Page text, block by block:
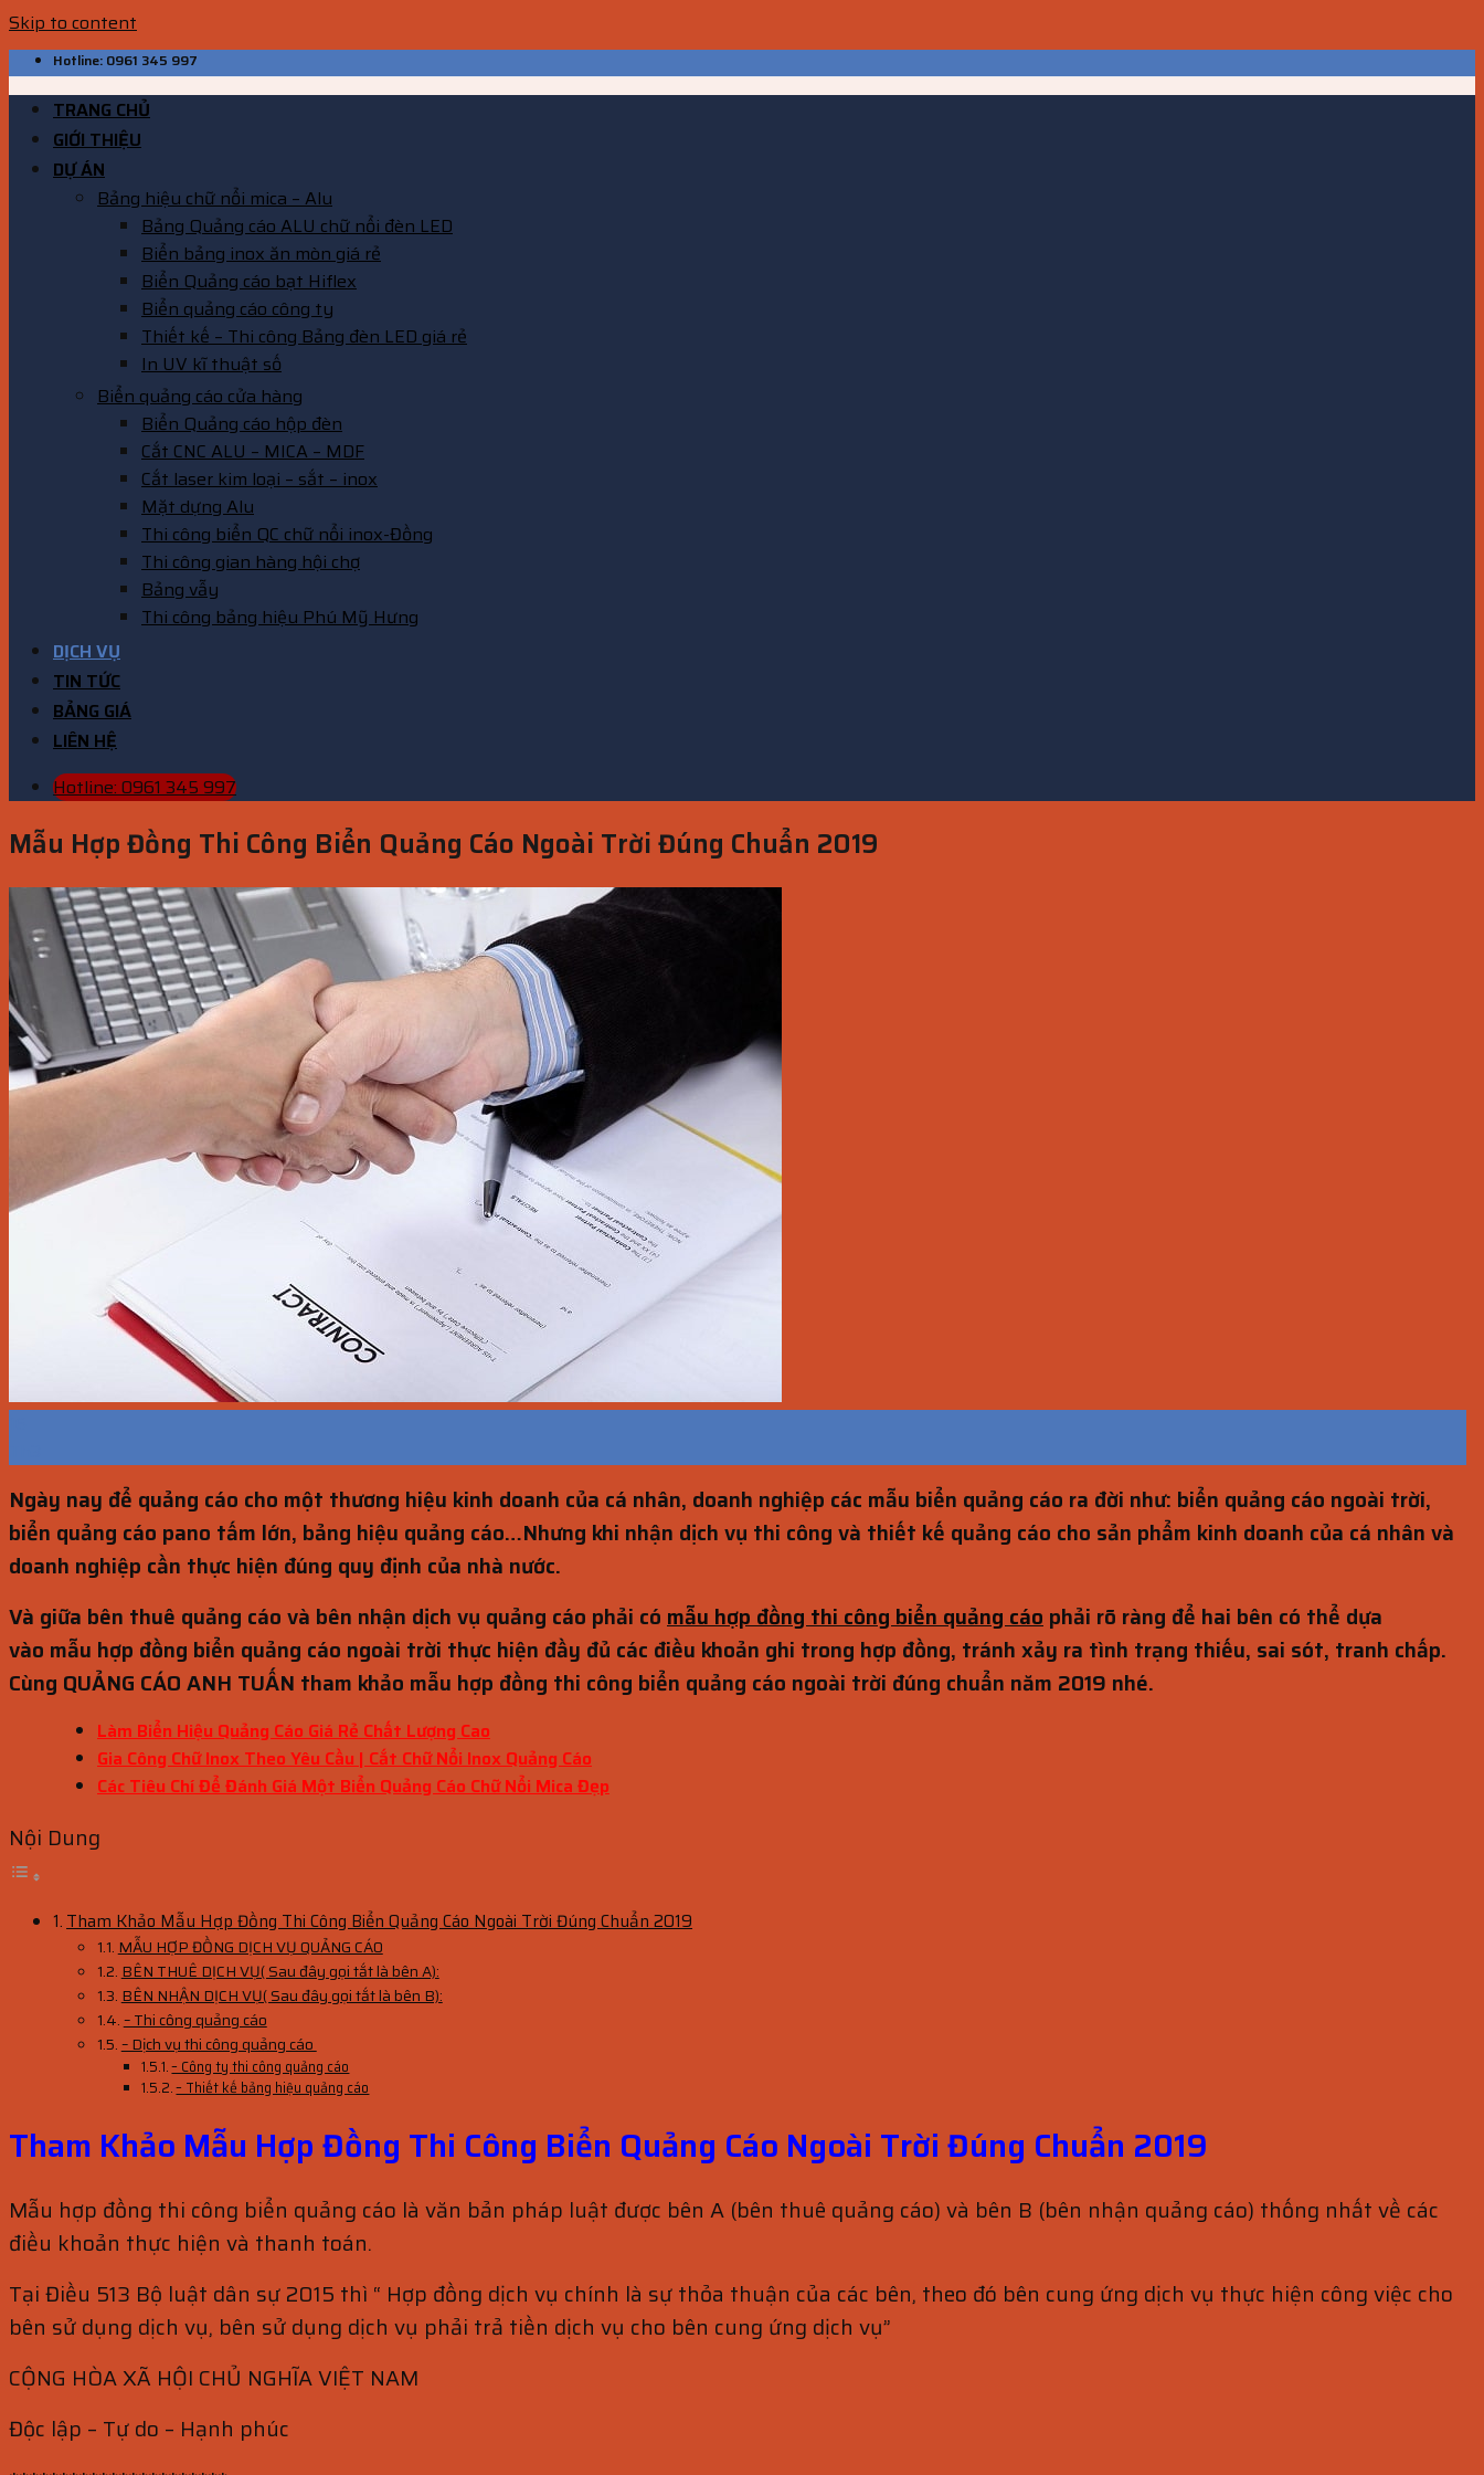
Skip to content
Hotline: 0961 345 997
TRANG CHỦ
GIỚI THIỆU
DỰ ÁN
Bảng hiệu chữ nổi mica – Alu
Bảng Quảng cáo ALU chữ nổi đèn LED
Biển bảng inox ăn mòn giá rẻ
Biển Quảng cáo bạt Hiflex
Biển quảng cáo công ty
Thiết kế – Thi công Bảng đèn LED giá rẻ
In UV kĩ thuật số
Biển quảng cáo cửa hàng
Biển Quảng cáo hộp đèn
Cắt CNC ALU – MICA – MDF
Cắt laser kim loại – sắt – inox
Mặt dựng Alu
Thi công biển QC chữ nổi inox-Đồng
Thi công gian hàng hội chợ
Bảng vẫy
Thi công bảng hiệu Phú Mỹ Hưng
DỊCH VỤ
TIN TỨC
BẢNG GIÁ
LIÊN HỆ
Hotline: 0961 345 997
Mẫu Hợp Đồng Thi Công Biển Quảng Cáo Ngoài Trời Đúng Chuẩn 2019
Ngày nay để quảng cáo cho một thương hiệu kinh doanh của cá nhân, doanh nghiệp các mẫu biển quảng cáo ra đời như: biển quảng cáo ngoài trời,
biển quảng cáo pano tấm lớn, bảng hiệu quảng cáo…Nhưng khi nhận dịch vụ thi công và thiết kế quảng cáo cho sản phẩm kinh doanh của cá nhân và
doanh nghiệp cần thực hiện đúng quy định của nhà nước.
Và giữa bên thuê quảng cáo và bên nhận dịch vụ quảng cáo phải có mẫu hợp đồng thi công biển quảng cáo phải rõ ràng để hai bên có thể dựa
vào mẫu hợp đồng biển quảng cáo ngoài trời thực hiện đầy đủ các điều khoản ghi trong hợp đồng, tránh xảy ra tình trạng thiếu, sai sót, tranh chấp.
Cùng QUẢNG CÁO ANH TUẤN tham khảo mẫu hợp đồng thi công biển quảng cáo ngoài trời đúng chuẩn năm 2019 nhé.
Làm Biển Hiệu Quảng Cáo Giá Rẻ Chất Lượng Cao
Gia Công Chữ Inox Theo Yêu Cầu | Cắt Chữ Nổi Inox Quảng Cáo
Các Tiêu Chí Để Đánh Giá Một Biển Quảng Cáo Chữ Nổi Mica Đẹp
Nội Dung
Tham Khảo Mẫu Hợp Đồng Thi Công Biển Quảng Cáo Ngoài Trời Đúng Chuẩn 2019
MẪU HỢP ĐỒNG DỊCH VỤ QUẢNG CÁO
BÊN THUÊ DỊCH VỤ( Sau đây gọi tắt là bên A):
BÊN NHẬN DỊCH VỤ( Sau đây gọi tắt là bên B):
– Thi công quảng cáo
– Dịch vụ thi công quảng cáo
– Công ty thi công quảng cáo
– Thiết kế bảng hiệu quảng cáo
Tham Khảo Mẫu Hợp Đồng Thi Công Biển Quảng Cáo Ngoài Trời Đúng Chuẩn 2019
Mẫu hợp đồng thi công biển quảng cáo là văn bản pháp luật được bên A (bên thuê quảng cáo) và bên B (bên nhận quảng cáo) thống nhất về các
điều khoản thực hiện và thanh toán.
Tại Điều 513 Bộ luật dân sự 2015 thì “ Hợp đồng dịch vụ chính là sự thỏa thuận của các bên, theo đó bên cung ứng dịch vụ thực hiện công việc cho
bên sử dụng dịch vụ, bên sử dụng dịch vụ phải trả tiền dịch vụ cho bên cung ứng dịch vụ”
CỘNG HÒA XÃ HỘI CHỦ NGHĨA VIỆT NAM
Độc lập – Tự do – Hạnh phúc